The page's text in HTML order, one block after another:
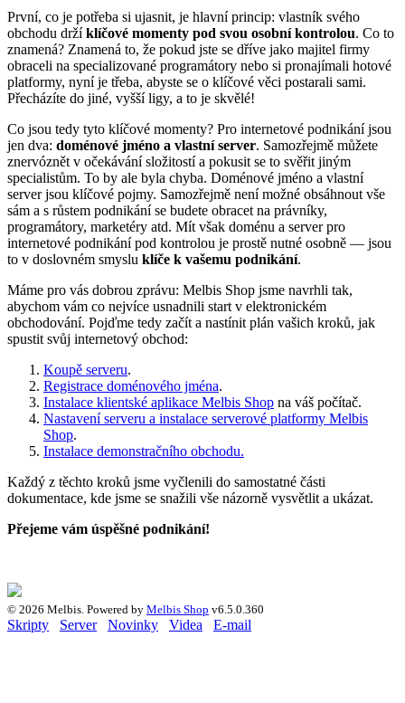
První, co je potřeba si ujasnit, je hlavní princip: vlastník svého
obchodu držíklíčové momenty pod svou osobní kontrolou. Co to
znamená? Znamená to, že pokud jste se dříve jako majitel firmy
obraceli na specializované programátory nebo si pronajímali hotové
platformy, nyní je třeba, abyste se o klíčové věci postarali sami.
Přecházíte do jiné, vyšší ligy, a to je skvělé!
Co jsou tedy tyto klíčové momenty? Pro internetové podnikání jsou
jen dva: doménové jméno a vlastní server. Samozřejmě můžete
znervóznět v očekávání složitostí a pokusit se to svěřit jiným
specialistům. To by ale byla chyba. Doménové jméno a vlastní
server jsou klíčové pojmy. Samozřejmě není možné obsáhnout vše
sám a s růstem podnikání se budete obracet na právníky,
programátory, marketéry atd. Mít však doménu a server pro
internetové podnikání pod kontrolou je prostě nutné osobně — jsou
to v doslovném smyslu klíče k vašemu podnikání.
Máme pro vás dobrou zprávu: Melbis Shop jsme navrhli tak,
abychom vám co nejvíce usnadnili start v elektronickém
obchodování. Pojďme tedy začít a nastínit plán vašich kroků, jak
spustit svůj internetový obchod:
Koupě serveru.
Registrace doménového jména.
Instalace klientské aplikace Melbis Shop na váš počítač.
Nastavení serveru a instalace serverové platformy Melbis
Shop.
Instalace demonstračního obchodu.
Každý z těchto kroků jsme vyčlenili do samostatné části
dokumentace, kde jsme se snažili vše názorně vysvětlit a ukázat.
Přejeme vám úspěšné podnikání!
© 2026 Melbis. Powered by Melbis Shop v6.5.0.360
Skripty Server Novinky Videa E-mail